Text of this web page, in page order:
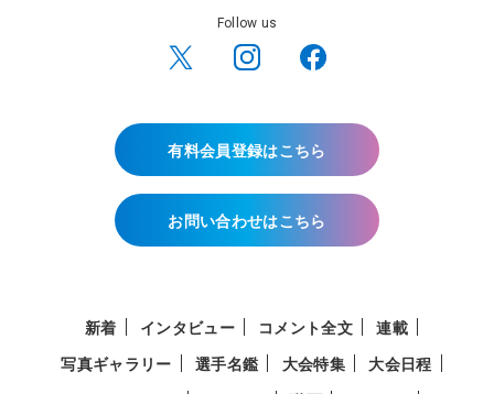
Follow us
有料会員登録はこちら
お問い合わせはこちら
新着 インタビュー コメント全文
連載
写真ギャラリー
選手名鑑 大会特集
大会日程